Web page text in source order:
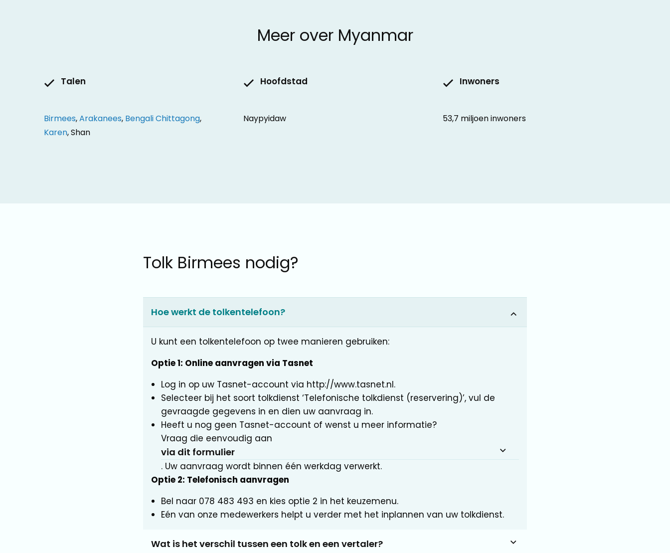
Meer over Myanmar
Talen
Birmees,Arakanees, Bengali Chittagong,
Karen, Shan
Hoofdstad
Naypyidaw
Inwoners
53,7 miljoen inwoners
Tolk Birmees nodig?
Hoe werkt de tolkentelefoon?
U kunt een tolkentelefoon op twee manieren gebruiken:
Optie 1: Online aanvragen via Tasnet
Log in op uw Tasnet-account via http://www.tasnet.nl.
Selecteer bij het soort tolkdienst ‘Telefonische tolkdienst (reservering)’, vul de
gevraagde gegevens in en dien uw aanvraag in.
Heeft u nog geen Tasnet-account of wenst u meer informatie?
Vraag die eenvoudig aan
via dit formulier
. Uw aanvraag wordt binnen één werkdag verwerkt.
Optie 2: Telefonisch aanvragen
Bel naar 078 483 493 en kies optie 2 in het keuzemenu.
Eén van onze medewerkers helpt u verder met het inplannen van uw tolkdienst.
Wat is het verschil tussen een tolk en een vertaler?